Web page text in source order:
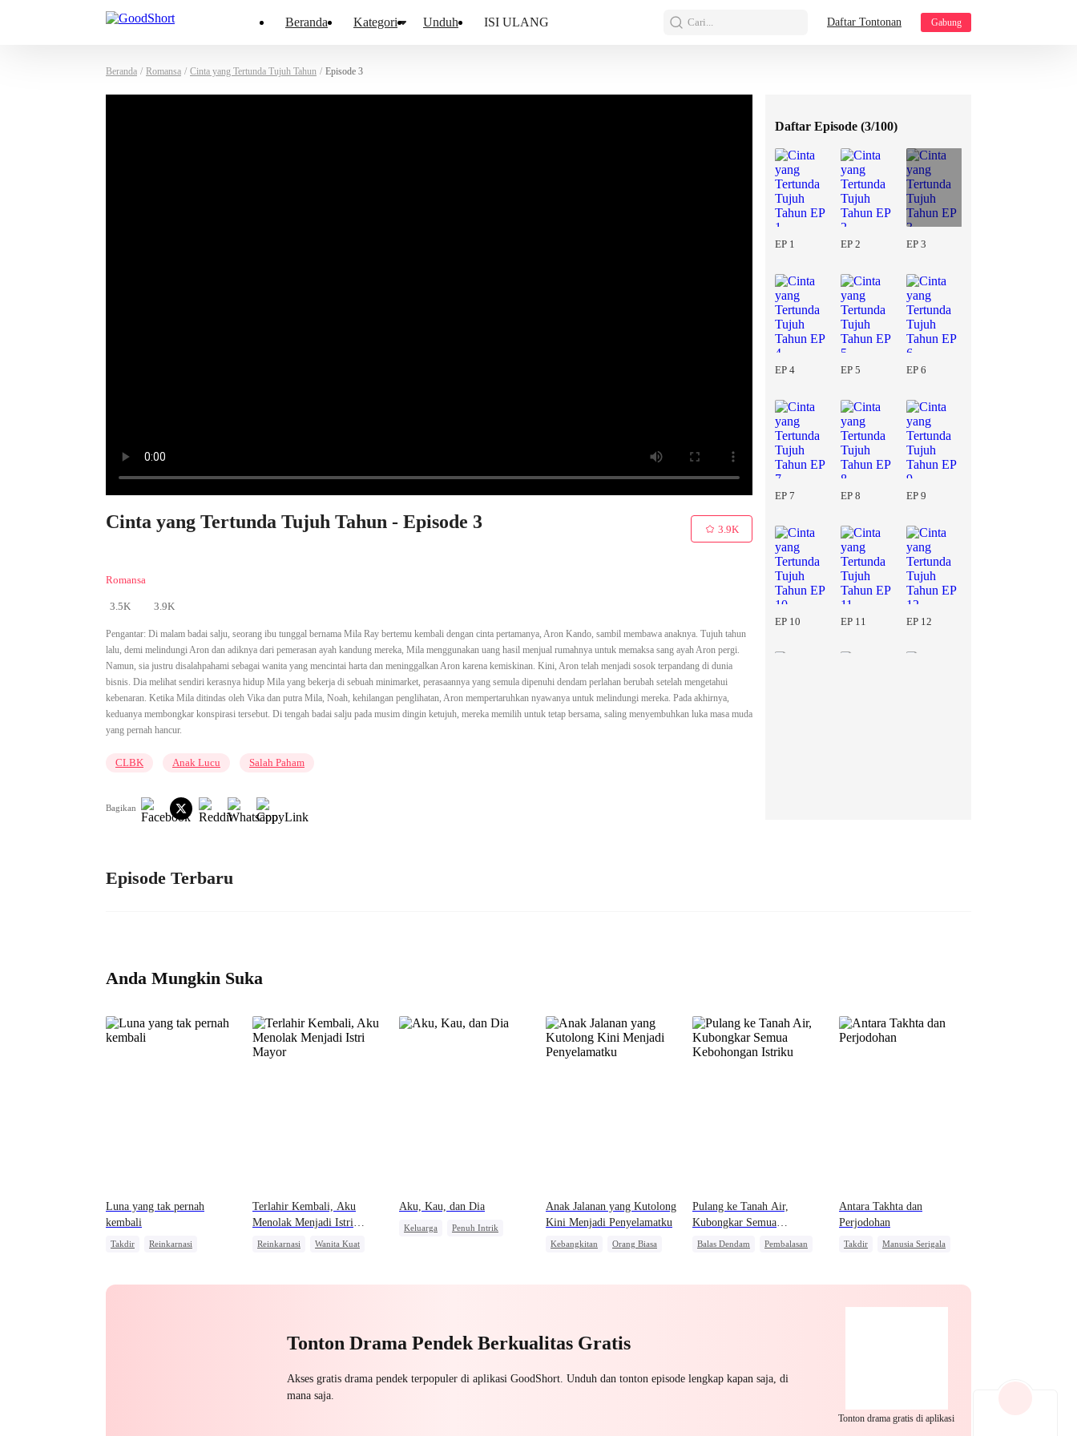
Beranda Kategori Unduh ISI ULANG Cari... Daftar Tontonan Gabung
Beranda / Romansa / Cinta yang Tertunda Tujuh Tahun / Episode 3
Cinta yang Tertunda Tujuh Tahun - Episode 3
Romansa
3.5K 3.9K
3.9K
Pengantar: Di malam badai salju, seorang ibu tunggal bernama Mila Ray bertemu kembali dengan cinta pertamanya, Aron Kando, sambil membawa anaknya. Tujuh tahun
lalu, demi melindungi Aron dan adiknya dari pemerasan ayah kandung mereka, Mila menggunakan uang hasil menjual rumahnya untuk memaksa sang ayah Aron pergi.
Namun, sia justru disalahpahami sebagai wanita yang mencintai harta dan meninggalkan Aron karena kemiskinan. Kini, Aron telah menjadi sosok terpandang di dunia
bisnis. Dia melihat sendiri kerasnya hidup Mila yang bekerja di sebuah minimarket, perasaannya yang semula dipenuhi dendam perlahan berubah setelah mengetahui
kebenaran. Ketika Mila ditindas oleh Vika dan putra Mila, Noah, kehilangan penglihatan, Aron mempertaruhkan nyawanya untuk melindungi mereka. Pada akhirnya,
keduanya membongkar konspirasi tersebut. Di tengah badai salju pada musim dingin ketujuh, mereka memilih untuk tetap bersama, saling menyembuhkan luka masa muda
yang pernah hancur.
CLBK Anak Lucu Salah Paham
Bagikan
Daftar Episode (3/100)
EP 1 EP 2 EP 3
EP 4 EP 5 EP 6
EP 7 EP 8 EP 9
EP 10 EP 11 EP 12
EP 25 EP 26 EP 27
EP 28
Episode Terbaru
Anda Mungkin Suka
Luna yang tak pernah
kembali
Takdir
Reinkarnasi
Terlahir Kembali, Aku
Menolak Menjadi Istri
Mayor
Reinkarnasi
Wanita Kuat
Aku, Kau, dan Dia
Keluarga
Penuh Intrik
Anak Jalanan yang Kutolong
Kini Menjadi Penyelamatku
Kebangkitan
Orang Biasa
Pulang ke Tanah Air,
Kubongkar Semua
Kebohongan Istriku
Balas Dendam
Pembalasan
Antara Takhta dan
Perjodohan
Takdir
Manusia Serigala
Tonton Drama Pendek Berkualitas Gratis
Akses gratis drama pendek terpopuler di aplikasi GoodShort. Unduh dan tonton episode lengkap kapan saja, di
mana saja.
Tonton drama gratis di aplikasi